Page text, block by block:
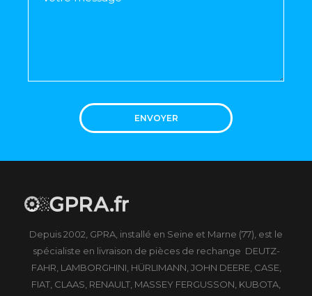
ENVOYER
Depuis 2002, GPRA, installé en Seine et Marne (77), est le
spécialiste en livraison de pièces de rechange DEUTZ-
FAHR, LAMBORGHINI, HÜRLIMANN, JOHN DEERE, CASE,
FIAT, CLAAS, RENAULT, MASSEY FERGUSSON, KUBOTA,